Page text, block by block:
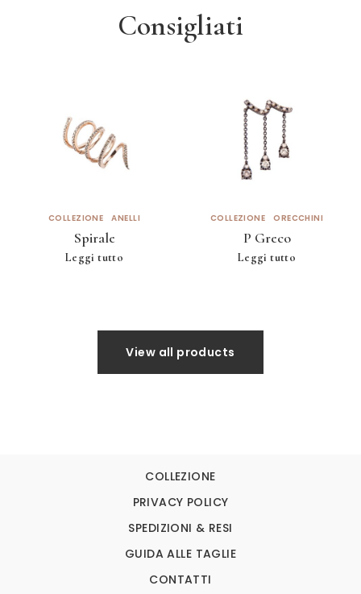
Consigliati
COLLEZIONE ANELLI
Spirale
Leggi tutto
COLLEZIONE ORECCHINI
P Greco
Leggi tutto
View all products
COLLEZIONE
PRIVACY POLICY
SPEDIZIONI & RESI
GUIDA ALLE TAGLIE
CONTATTI